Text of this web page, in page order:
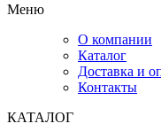
Меню
О компании
Каталог
Доставка и
Контакты
КАТАЛОГ